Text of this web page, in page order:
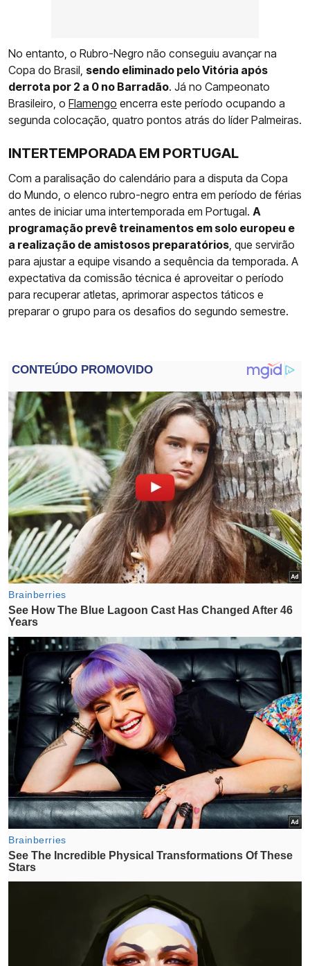
No entanto, o Rubro-Negro não conseguiu avançar na
Copa do Brasil, sendo eliminado pelo Vitória após
derrota por 2 a 0 no Barradão. Já no Campeonato
Brasileiro, o Flamengo encerra este período ocupando a
segunda colocação, quatro pontos atrás do líder Palmeiras.
INTERTEMPORADA EM PORTUGAL
Com a paralisação do calendário para a disputa da Copa
do Mundo, o elenco rubro-negro entra em período de férias
antes de iniciar uma intertemporada em Portugal. A
programação prevê treinamentos em solo europeu e
a realização de amistosos preparatórios , que servirão
para ajustar a equipe visando a sequência da temporada. A
expectativa da comissão técnica é aproveitar o período
para recuperar atletas, aprimorar aspectos táticos e
preparar o grupo para os desafios do segundo semestre.